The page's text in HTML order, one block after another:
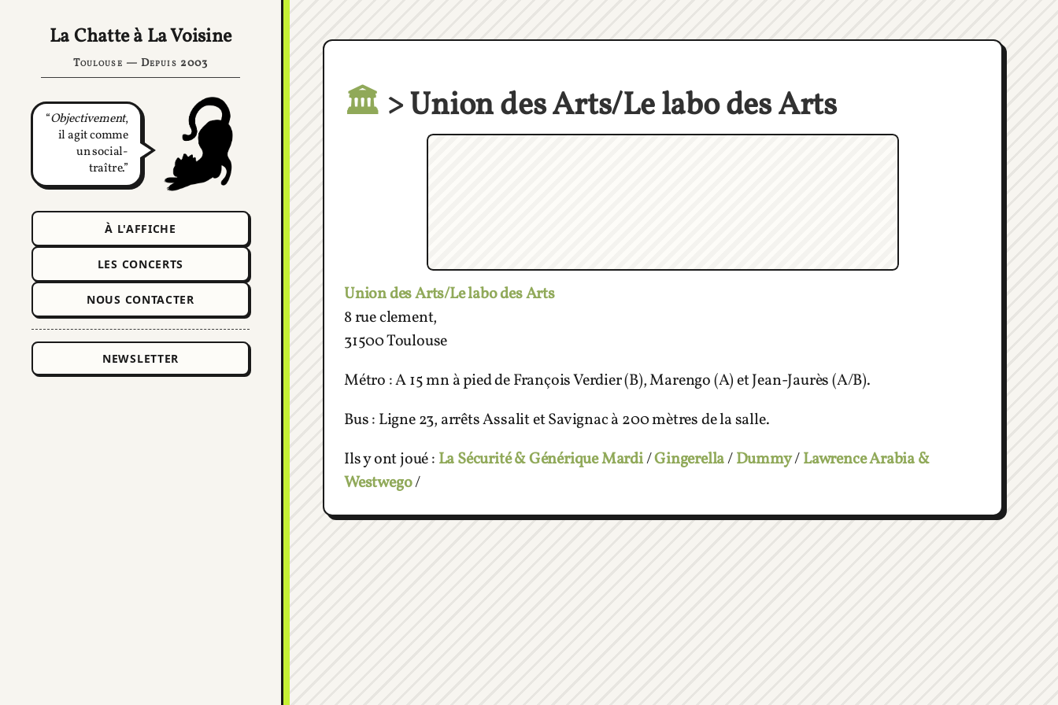
La Chatte à La Voisine
Toulouse — Depuis 2003
Objectivement,
il agit comme
un social-
traître.
À L'AFFICHE
LES CONCERTS
NOUS CONTACTER
🏛️ > Union des Arts/Le labo des Arts
Union des Arts/Le labo des Arts
8 rue clement,
31500 Toulouse
Métro : A 15 mn à pied de François Verdier (B), Marengo (A) et Jean-Jaurès (A/B).
Bus : Ligne 23, arrêts Assalit et Savignac à 200 mètres de la salle.
Ils y ont joué : La Sécurité & Générique Mardi/Gingerella/Dummy/Lawrence Arabia &
Westwego/